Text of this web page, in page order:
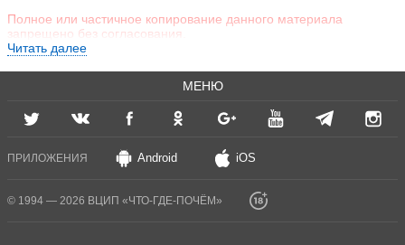
Полное или частичное копирование данного материала
запрещено без согласования.
Читать далее
МЕНЮ
ПРИЛОЖЕНИЯ Android iOS
© 1994 — 2026 ВЦИП «ЧТО-ГДЕ-ПОЧЁМ»